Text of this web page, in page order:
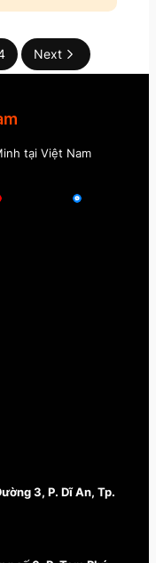
Next
tại Việt Nam
3, P. Dĩ An, Tp.